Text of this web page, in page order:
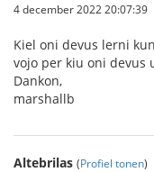
4 december 2022 20:07:39
Kiel oni devus lerni
vojo per kiu oni devus
Dankon,
marshallb
Altebrilas (Profiel tonen)